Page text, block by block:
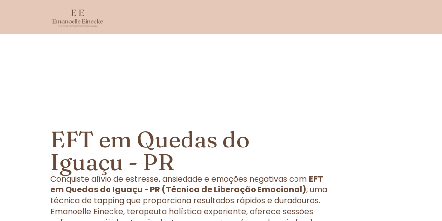
EFT em Quedas do
Iguaçu - PR
Conquiste alívio de estresse, ansiedade e emoções negativas com EFT
em Quedas do Iguaçu - PR (Técnica de Liberação Emocional), uma
técnica de tapping que proporciona resultados rápidos e duradouros.
Emanoelle Einecke, terapeuta holística experiente, oferece sessões